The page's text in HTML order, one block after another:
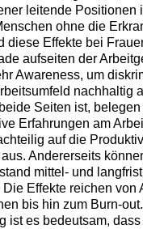
leitende Positionen
ohne die
diese Effekte bei
aufseiten der
Awareness, um
nachhaltig
Seiten ist,
Erfahrungen am
auf die
Andererseits
mittel- und
Effekte reichen von
bis hin zum Burn-
ist es bedeutsam,